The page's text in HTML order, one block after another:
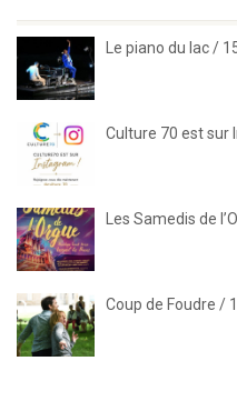
Le piano du lac /
Culture 70 est sur
Les Samedis de
Coup de Foudre /